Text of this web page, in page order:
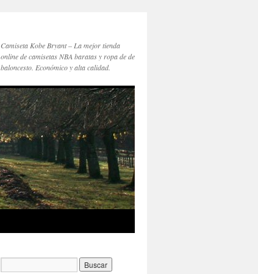
Camiseta Kobe Bryant – La mejor tienda
online de camisetas NBA baratas y ropa de de
baloncesto. Económico y alta calidad.